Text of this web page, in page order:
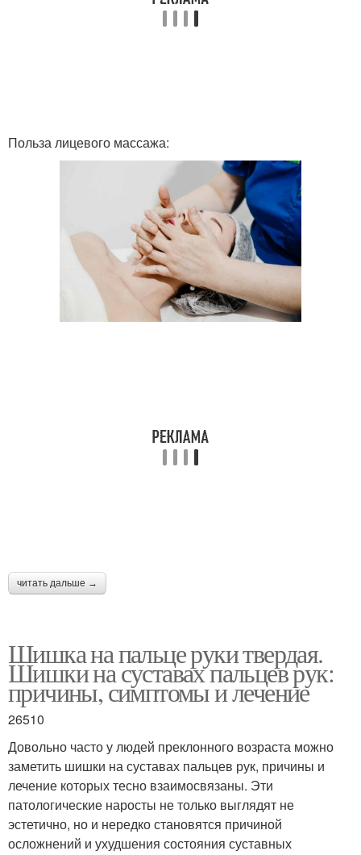
Польза лицевого массажа:
читать дальше →
Шишка на пальце руки твердая.
Шишки на суставах пальцев рук:
причины, симптомы и лечение
26510
Довольно часто у людей преклонного возраста можно
заметить шишки на суставах пальцев рук, причины и
лечение которых тесно взаимосвязаны. Эти
патологические наросты не только выглядят не
эстетично, но и нередко становятся причиной
осложнений и ухудшения состояния суставных